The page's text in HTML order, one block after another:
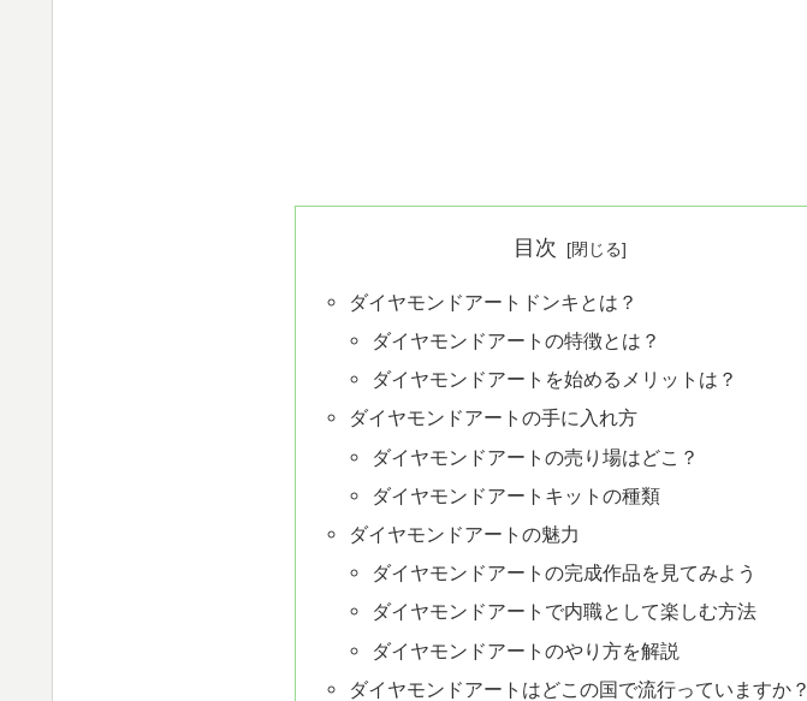
目次
ダイヤモンドアートドンキとは？
ダイヤモンドアートの特徴とは？
ダイヤモンドアートを始めるメリットは？
ダイヤモンドアートの手に入れ方
ダイヤモンドアートの売り場はどこ？
ダイヤモンドアートキットの種類
ダイヤモンドアートの魅力
ダイヤモンドアートの完成作品を見てみよう
ダイヤモンドアートで内職として楽しむ方法
ダイヤモンドアートのやり方を解説
ダイヤモンドアートはどこの国で流行っていますか？